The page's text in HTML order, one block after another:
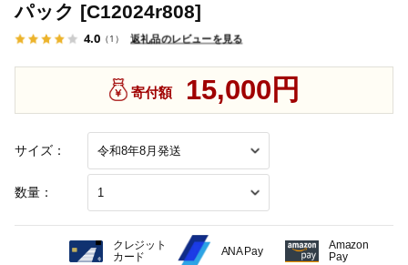
パック [C12024r808]
4.0 （1） 返礼品のレビューを見る
サイズ：
数量：
寄付額 15,000円
クレジット
カード
ANA Pay
Amazon
Pay